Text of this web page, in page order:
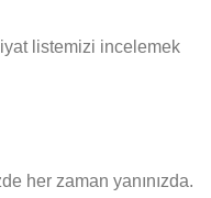
listemizi incelemek
her zaman yanınızda.